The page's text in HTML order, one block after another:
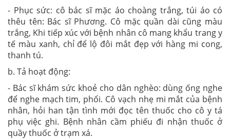
- Phục sức: cô bác sĩ mặc áo choàng trắng, túi áo có
thêu tên: Bác sĩ Phương. Cô mặc quần dài cũng màu
trắng, Khi tiếp xúc với bệnh nhân cô mang khẩu trang y
tế màu xanh, chỉ để lộ đôi mắt đẹp với hàng mi cong,
thanh tú.
b. Tả hoạt động:
- Bác sĩ khám sức khoẻ cho dân nghèo: dùng ống nghe
để nghe mạch tim, phổi. Cô vạch nhẹ mi mắt của bệnh
nhân, hỏi han tận tình mới đọc tên thuốc cho cô y tá
phụ việc ghi. Bệnh nhân cầm phiếu đi nhận thuốc ở
quầy thuốc ở trạm xá.